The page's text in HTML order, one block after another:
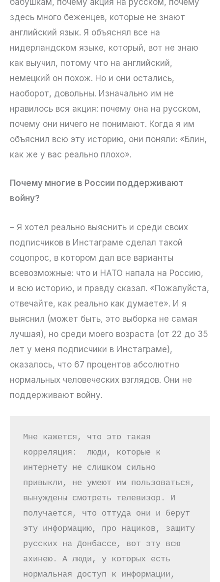
бабушкам, почему акция на русском, почему
здесь много беженцев, которые не знают
английский язык. Я объяснял все на
нидерландском языке, который, вот не знаю
как выучил, потому что на английский,
немецкий он похож. Но и они остались,
наоборот, довольны. Изначально им не
нравилось вся акция: почему она на русском,
почему они ничего не понимают. Когда я им
объяснил всю эту историю, они поняли: «Блин,
как же у вас реально плохо».
Почему многие в России поддерживают
войну?
– Я хотел реально выяснить и среди своих
подписчиков в Инстаграме сделал такой
соцопрос, в котором дал все варианты
всевозможные: что и НАТО напала на Россию,
и всю историю, и правду сказал. «Пожалуйста,
отвечайте, как реально как думаете». И я
выяснил (может быть, это выборка не самая
лучшая), но среди моего возраста (от 22 до 35
лет у меня подписчики в Инстаграме),
оказалось, что 67 процентов абсолютно
нормальных человеческих взглядов. Они не
поддерживают войну.
Мне кажется, что это такая
корреляция:  люди, которые к
интернету не слишком сильно
привыкли, не умеют им пользоваться,
вынуждены смотреть телевизор. И
получается, что оттуда они и берут
эту информацию, про нациков, защиту
русских на Донбассе, вот эту всю
ахинею. А люди, у которых есть
нормальная доступ к информации,